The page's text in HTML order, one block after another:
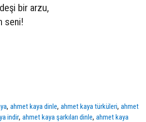
bir arzu,
seni!
,ahmet kaya dinle,ahmet kaya türküleri,ahmet
indir, ahmet kaya şarkıları dinle, ahmet kaya